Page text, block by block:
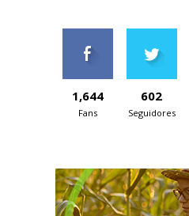
1,644
Fans
602
Seguidores